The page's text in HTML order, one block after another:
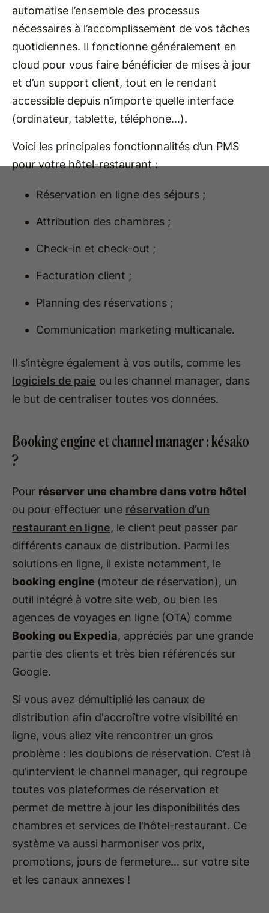
automatise l’ensemble des processus
nécessaires à l’accomplissement de vos tâches
quotidiennes. Il fonctionne généralement en
cloud pour vous faire bénéficier de mises à jour
et d’un support client, tout en le rendant
accessible depuis n’importe quelle interface
(ordinateur, tablette, téléphone…).
Voici les principales fonctionnalités d’un PMS
pour votre hô​tel-restaurant :
Réservation en ligne des séjours ;
Attribution des chambres ;
Check-in et check-out ;
Facturation client ;
Planning des réservations ;
Communication marketing multicanale.
Il s’intègre également à vos outils, comme les
logiciels de paie ou les channel manager, dans
le but de centraliser toutes vos données.
Booking engine et channel manager : késako
?
Pour réserver une chambre dans votre hôtel
ou pour effectuer une réservation d’un
restaurant en ligne, le client peut passer par
différents canaux de distribution. Parmi les
solutions en ligne, il existe notamment, le
booking engine (moteur de réservation), un
outil intégré à votre site web, ou bien les
agences de voyages en ligne (OTA) comme
Booking ou Expedia, appréciés par une grande
partie des clients et très bien référencés sur
Google.
Si vous avez démultiplié les canaux de
distribution afin d'accroître votre visibilité en
ligne, vous allez vite rencontrer un gros
problème : les doublons de réservation. C’est là
qu’intervient le channel manager, qui regroupe
toutes vos plateformes de réservation et
permet de mettre à jour les disponibilités des
chambres et services de l'hôtel-restaurant. Ce
système va aussi harmoniser vos prix,
promotions, jours de fermeture… sur votre site
et les canaux annexes !